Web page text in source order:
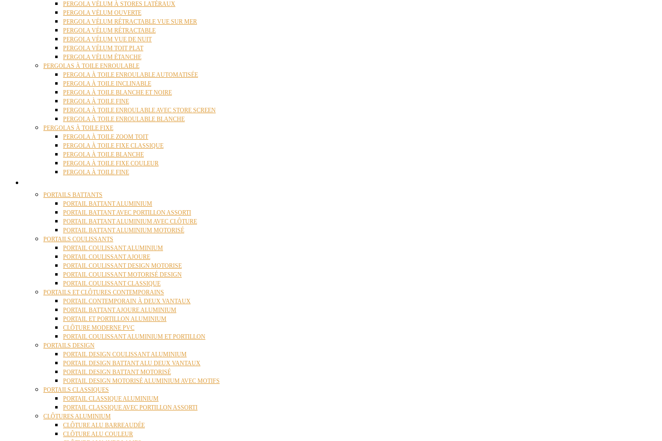
PERGOLA VÉLUM À STORES LATÉRAUX
PERGOLA VÉLUM OUVERTE
PERGOLA VÉLUM RÉTRACTABLE VUE SUR MER
PERGOLA VÉLUM RÉTRACTABLE
PERGOLA VÉLUM VUE DE NUIT
PERGOLA VÉLUM TOIT PLAT
PERGOLA VÉLUM ÉTANCHE
PERGOLAS À TOILE ENROULABLE
PERGOLA À TOILE ENROULABLE AUTOMATISÉE
PERGOLA À TOILE INCLINABLE
PERGOLA À TOILE BLANCHE ET NOIRE
PERGOLA À TOILE FINE
PERGOLA À TOILE ENROULABLE AVEC STORE SCREEN
PERGOLA À TOILE ENROULABLE BLANCHE
PERGOLAS À TOILE FIXE
PERGOLA À TOILE ZOOM TOIT
PERGOLA À TOILE FIXE CLASSIQUE
PERGOLA À TOILE BLANCHE
PERGOLA À TOILE FIXE COULEUR
PERGOLA À TOILE FINE
PORTAILS BATTANTS
PORTAIL BATTANT ALUMINIUM
PORTAIL BATTANT AVEC PORTILLON ASSORTI
PORTAIL BATTANT ALUMINIUM AVEC CLÔTURE
PORTAIL BATTANT ALUMINIUM MOTORISÉ
PORTAILS COULISSANTS
PORTAIL COULISSANT ALUMINIUM
PORTAIL COULISSANT AJOURE
PORTAIL COULISSANT DESIGN MOTORISE
PORTAIL COULISSANT MOTORISÉ DESIGN
PORTAIL COULISSANT CLASSIQUE
PORTAILS ET CLÔTURES CONTEMPORAINS
PORTAIL CONTEMPORAIN À DEUX VANTAUX
PORTAIL BATTANT AJOURE ALUMINIUM
PORTAIL ET PORTILLON ALUMINIUM
CLÔTURE MODERNE PVC
PORTAIL COULISSANT ALUMINIUM ET PORTILLON
PORTAILS DESIGN
PORTAIL DESIGN COULISSANT ALUMINIUM
PORTAIL DESIGN BATTANT ALU DEUX VANTAUX
PORTAIL DESIGN BATTANT MOTORISÉ
PORTAIL DESIGN MOTORISÉ ALUMINIUM AVEC MOTIFS
PORTAILS CLASSIQUES
PORTAIL CLASSIQUE ALUMINIUM
PORTAIL CLASSIQUE AVEC PORTILLON ASSORTI
CLÔTURES ALUMINIUM
CLÔTURE ALU BARREAUDÉE
CLÔTURE ALU COULEUR